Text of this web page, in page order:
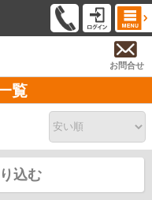
お問合せ
覧
込む